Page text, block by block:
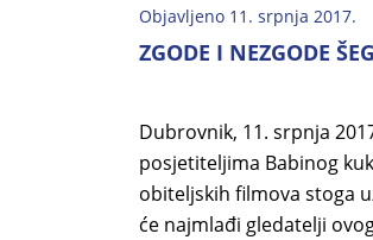
Objavljeno 11. srpnja 2017.
ZGODE I NEZGODE
Dubrovnik, 11. srpnja
posjetiteljima Babinog
obiteljskih filmova stoga
će najmlađi gledatelji